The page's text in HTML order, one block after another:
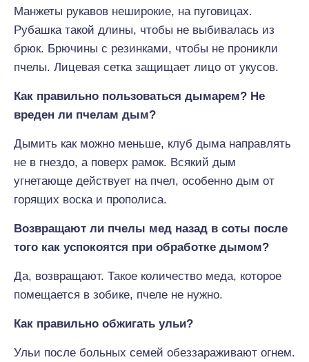
Манжеты рукавов неширокие, на пуговицах.
Рубашка такой длины, чтобы не выбивалась из
брюк. Брючины с резинками, чтобы не проникли
пчелы. Лицевая сетка защищает лицо от укусов.
Как правильно пользоваться дымарем? Не
вреден ли пчелам дым?
Дымить как можно меньше, клуб дыма направлять
не в гнездо, а поверх рамок. Всякий дым
угнетающе действует на пчел, особенно дым от
горящих воска и прополиса.
Возвращают ли пчелы мед назад в соты после
того как успокоятся при обработке дымом?
Да, возвращают. Такое количество меда, которое
помещается в зобике, пчеле не нужно.
Как правильно обжигать ульи?
Ульи после больных семей обеззараживают огнем.